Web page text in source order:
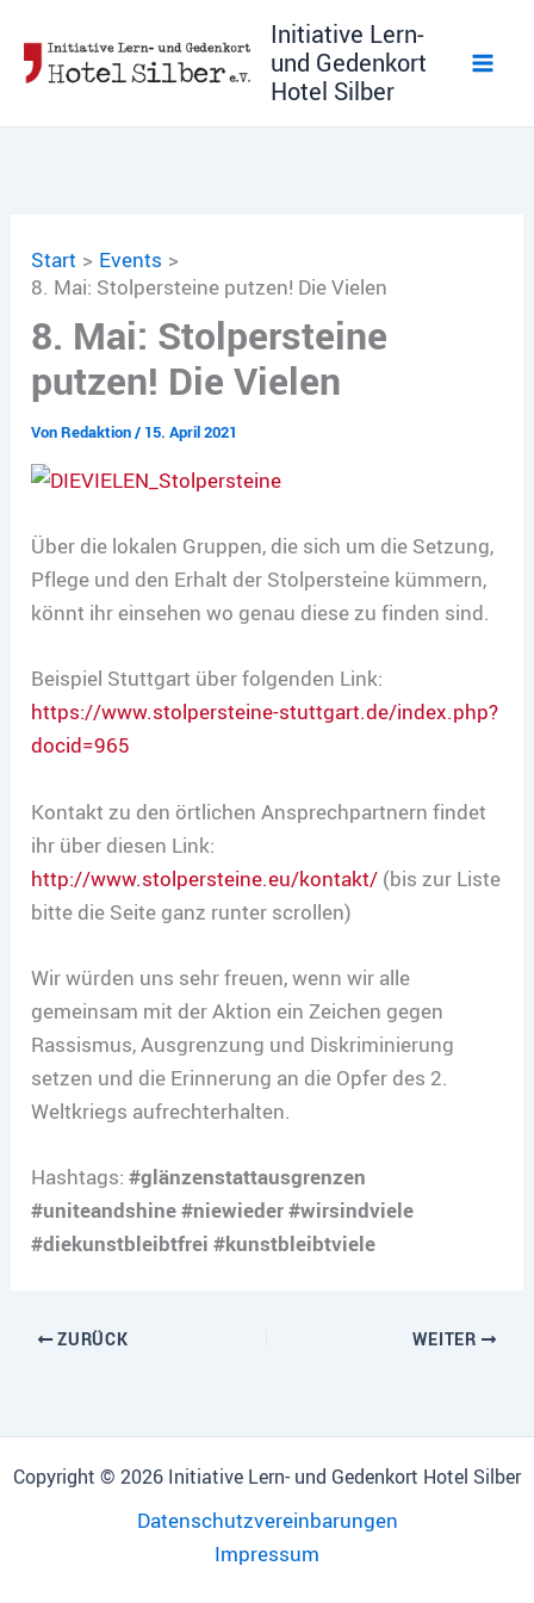
Inhalt
springen
Initiative Lern-
und Gedenkort
Hotel Silber
Start
Events
8. Mai: Stolpersteine putzen! Die Vielen
8. Mai: Stolpersteine
putzen! Die Vielen
VonRedaktion/ 15. April 2021
Über die lokalen Gruppen, die sich um die Setzung,
Pflege und den Erhalt der Stolpersteine kümmern,
könnt ihr einsehen wo genau diese zu finden sind.
Beispiel Stuttgart über folgenden Link:
https://www.stolpersteine-stuttgart.de/index.php?
docid=965
Kontakt zu den örtlichen Ansprechpartnern findet
ihr über diesen Link:
http://www.stolpersteine.eu/kontakt/ (bis zur Liste
bitte die Seite ganz runter scrollen)
Wir würden uns sehr freuen, wenn wir alle
gemeinsam mit der Aktion ein Zeichen gegen
Rassismus, Ausgrenzung und Diskriminierung
setzen und die Erinnerung an die Opfer des 2.
Weltkriegs aufrechterhalten.
Hashtags:#glänzenstattausgrenzen
#uniteandshine #niewieder #wirsindviele
#diekunstbleibtfrei #kunstbleibtviele
ZURÜCK WEITER
Copyright © 2026 Initiative Lern- und Gedenkort Hotel Silber
Datenschutzvereinbarungen
Impressum